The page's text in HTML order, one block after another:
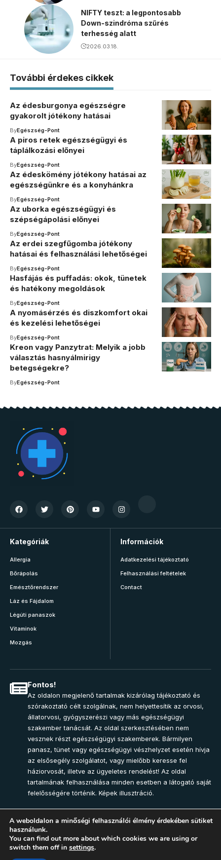
NIFTY teszt: a legpontosabb
Down-szindróma szűrés
terhesség alatt
2026.03.18.
További érdekes cikkek
Az édesburgonya egészségre
gyakorolt jótékony hatásai
ByEgészség-Pont
A piros retek egészségügyi és
táplálkozási előnyei
ByEgészség-Pont
Az édeskömény jótékony hatásai az
egészségünkre és a konyhánkra
ByEgészség-Pont
Az uborka egészségügyi és
szépségápolási előnyei
ByEgészség-Pont
Az erdei szegfűgomba jótékony
hatásai és felhasználási lehetőségei
ByEgészség-Pont
Hasfájás és puffadás: okok, tünetek
és hatékony megoldások
ByEgészség-Pont
A nyomásérzés és diszkomfort okai
és kezelési lehetőségei
ByEgészség-Pont
Kreon vagy Panzytrat: Melyik a jobb
választás hasnyálmirigy
betegségekre?
ByEgészség-Pont
Kategóriák
Allergia
Bőrápolás
Emésztőrendszer
Láz és Fájdalom
Légúti panaszok
Vitaminok
Mozgás
Információk
Adatkezelési tájékoztató
Felhasználási feltételek
Contact
Fontos!
Az oldalon megjelenő tartalmak kizárólag tájékoztató és
szórakoztató célt szolgálnak, nem helyettesítik az orvosi,
állatorvosi, gyógyszerészi vagy más egészségügyi
szakember tanácsát. Az oldal szerkesztésében nem
vesznek részt egészségügyi szakemberek. Bármilyen
panasz, tünet vagy egészségügyi vészhelyzet esetén hívja
az elsősegély szolgálatot, vagy mielőbb keresse fel
háziorvosát, illetve az ügyeletes rendelést! Az oldal
tartalmának felhasználása minden esetben a látogató saját
felelősségére történik. Képek illusztráció.
Join Community
2025 – Egészség-Pont Magazin. Minden jog fenntartva.
A weboldalon a minőségi felhasználói élmény érdekében sütiket
használunk.
You can find out more about which cookies we are using or
switch them off in settings.